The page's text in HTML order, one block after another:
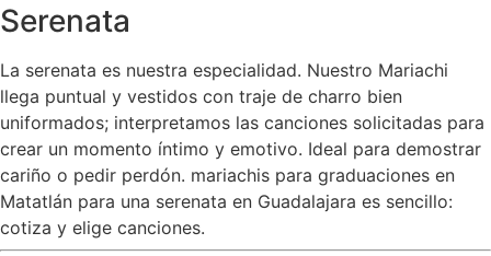
Serenata
La serenata es nuestra especialidad. Nuestro Mariachi
llega puntual y vestidos con traje de charro bien
uniformados; interpretamos las canciones solicitadas para
crear un momento íntimo y emotivo. Ideal para demostrar
cariño o pedir perdón. mariachis para graduaciones en
Matatlán para una serenata en Guadalajara es sencillo:
cotiza y elige canciones.